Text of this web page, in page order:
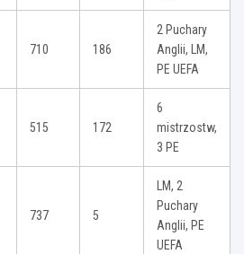
710 186
2 Puchary
Anglii, LM,
PE UEFA
515 172
6
mistrzostw,
3 PE
737 5
LM, 2
Puchary
Anglii, PE
UEFA